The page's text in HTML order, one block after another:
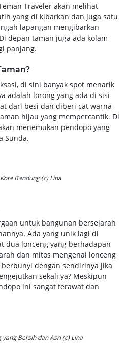
Traveler akan melihat
yang di kibarkan dan juga satu
lapangan mengibarkan
depan taman juga ada kolam
panjang.
di sini banyak spot menarik
adalah lorong yang ada di sisi
dari besi dan diberi cat warna
hijau yang mempercantik. Di
menemukan pendopo yang
Sunda.
Bandung (c) Lina
untuk bangunan bersejarah
Ada yang unik lagi di
dua lonceng yang berhadapan
dan mitos mengenai lonceng
dengan sendirinya jika
sekali ya? Meskipun
ini sangat terawat dan
Bersih dan Asri (c) Lina